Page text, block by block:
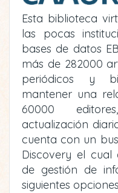
Esta biblioteca
las pocas
bases de datos
más de 282000
periódicos y
mantener una
60000
actualización
cuenta con un
Discovery el cual
de gestión de
siguientes